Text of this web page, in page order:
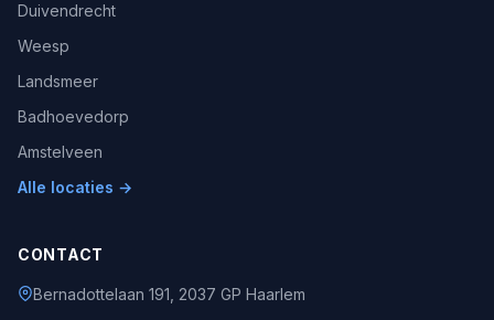
Duivendrecht
Weesp
Landsmeer
Badhoevedorp
Amstelveen
Alle locaties →
CONTACT
Bernadottelaan 191, 2037 GP Haarlem